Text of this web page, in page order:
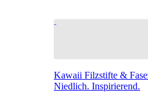
Kawaii Filzstifte &
Niedlich. Inspirierend.